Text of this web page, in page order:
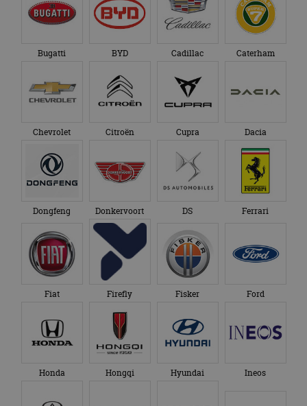
Bugatti BYD Cadillac Caterham
Chevrolet Citroën Cupra Dacia
Dongfeng Donkervoort DS Ferrari
Fiat Firefly Fisker Ford
Honda Hongqi Hyundai Ineos